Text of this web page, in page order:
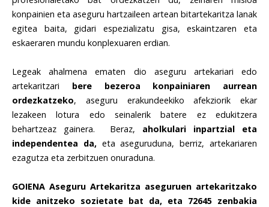
konpainien eta aseguru hartzaileen artean bitartekaritza lanak
egitea baita, gidari espezializatu gisa, eskaintzaren eta
eskaeraren mundu konplexuaren erdian.
Legeak ahalmena ematen dio aseguru artekariari edo
artekaritzari bere bezeroa konpainiaren aurrean
ordezkatzeko, aseguru erakundeekiko afekziorik ekar
lezakeen lotura edo seinalerik batere ez edukitzera
behartzeaz gainera. Beraz, aholkulari inpartzial eta
independentea da,eta aseguruduna, berriz, artekariaren
ezagutza eta zerbitzuen onuraduna.
GOIENA Aseguru Artekaritza aseguruen artekaritzako
kide anitzeko sozietate bat da, eta 72645 zenbakia